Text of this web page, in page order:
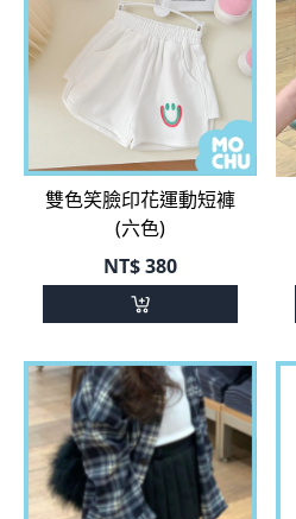
雙色笑臉印花運動短褲
(六色)
NT$380